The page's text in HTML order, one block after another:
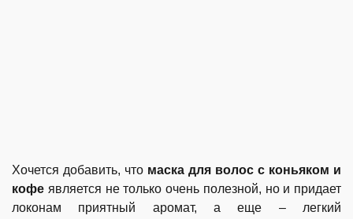
Хочется добавить, что маска для волос с коньяком и
кофе является не только очень полезной, но и придает
локонам приятный аромат, а еще – легкий